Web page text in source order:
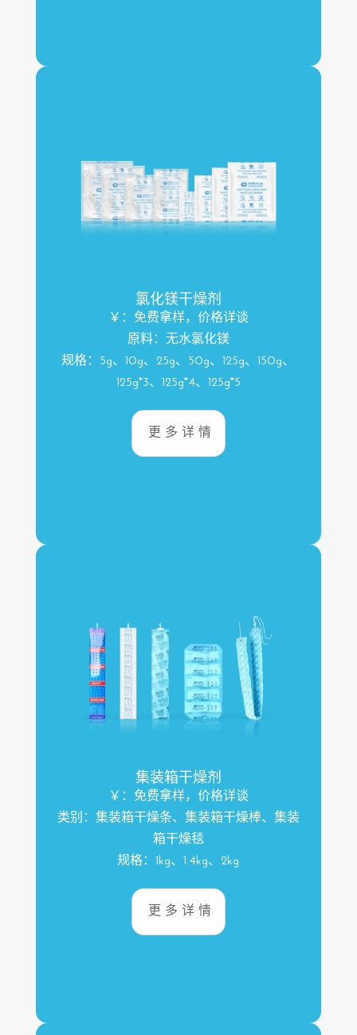
氯化镁干燥剂
￥：免费拿样，价格详谈
原料：无水氯化镁
规格：5g、10g、25g、50g、125g、150g、
125g*3、125g*4、125g*5
更多详情
集装箱干燥剂
￥：免费拿样，价格详谈
类别：集装箱干燥条、集装箱干燥棒、集装
箱干燥毯
规格：1kg、1.4kg、2kg
更多详情